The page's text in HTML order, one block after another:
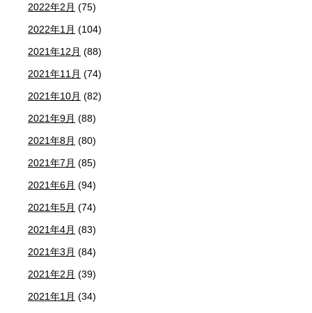
2022年2月 (75)
2022年1月 (104)
2021年12月 (88)
2021年11月 (74)
2021年10月 (82)
2021年9月 (88)
2021年8月 (80)
2021年7月 (85)
2021年6月 (94)
2021年5月 (74)
2021年4月 (83)
2021年3月 (84)
2021年2月 (39)
2021年1月 (34)